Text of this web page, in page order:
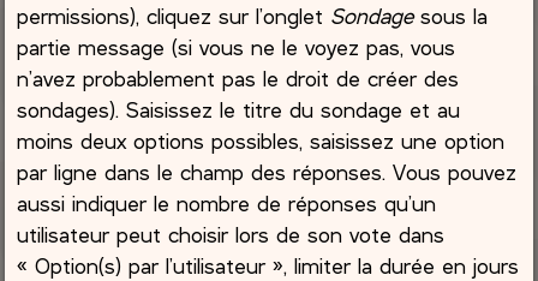
permissions), cliquez sur l’onglet Sondagesous la
partie message (si vous ne le voyez pas, vous
n’avez probablement pas le droit de créer des
sondages). Saisissez le titre du sondage et au
moins deux options possibles, saisissez une option
par ligne dans le champ des réponses. Vous pouvez
aussi indiquer le nombre de réponses qu’un
utilisateur peut choisir lors de son vote dans
« Option(s) par l’utilisateur », limiter la durée en jours